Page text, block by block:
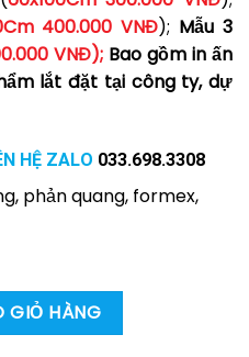
400.000 VNĐ); Mẫu 3
VNĐ); Bao gồm in ấn
lắt đặt tại công ty, dự
HỆ ZALO 033.698.3308
phản quang, formex,
số lượng
GIỎ HÀNG